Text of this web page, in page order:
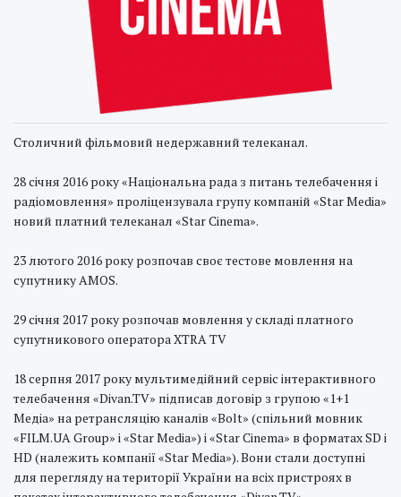
Столичний фільмовий недержавний телеканал.
28 січня 2016 року «Національна рада з питань телебачення і
радіомовлення» проліцензувала групу компаній «Star Media»
новий платний телеканал «Star Cinema».
23 лютого 2016 року розпочав своє тестове мовлення на
супутнику AMOS.
29 січня 2017 року розпочав мовлення у складі платного
супутникового оператора XTRA TV
18 серпня 2017 року мультимедійний сервіс інтерактивного
телебачення «Divan.TV» підписав договір з групою «1+1
Медіа» на ретрансляцію каналів «Bolt» (спільний мовник
«FILM.UA Group» і «Star Media») і «Star Cinema» в форматах SD і
HD (належить компанії «Star Media»). Вони стали доступні
для перегляду на території України на всіх пристроях в